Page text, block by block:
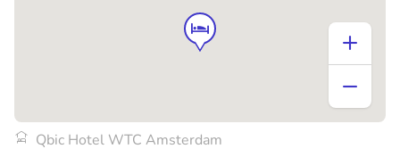
Qbic Hotel WTC Amsterdam